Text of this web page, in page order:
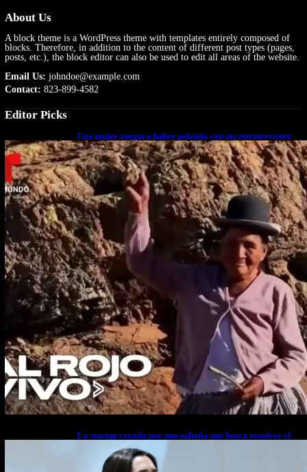
About Us
A block theme is a WordPress theme with templates entirely composed of
blocks. Therefore, in addition to the content of different post types (pages,
posts, etc.), the block editor can also be used to edit all areas of the website.
Email Us: johndoe@example.com
Contact: 823-899-4582
Editor Picks
Una mujer asegura haber peleado con un extraterrestre
cuerpo a cuerpo
La startup creada por una salteña que busca resolver el
estrés financiero en Latinoamérica